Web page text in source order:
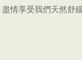
情享受我們天然舒